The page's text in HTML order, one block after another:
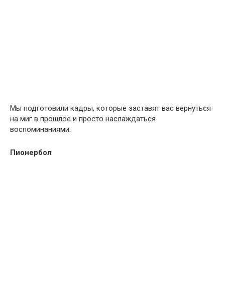
Мы подготовили кадры, которые заставят вас вернуться
на миг в прошлое и просто наслаждаться
воспоминаниями.
Пионербол